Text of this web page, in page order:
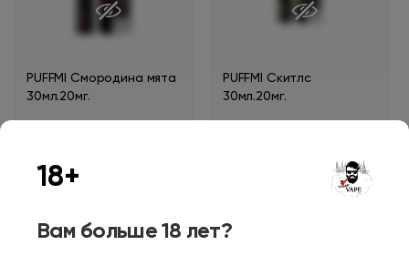
PUFFMI Смородина мята
30мл.20мг.
PUFFMI Скитлс
30мл.20мг.
18+
Вам больше 18 лет?